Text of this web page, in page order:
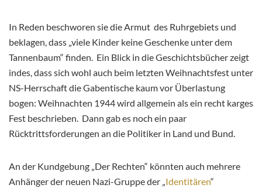
In Reden beschworen sie die Armut des Ruhrgebiets und
beklagen, dass „viele Kinder keine Geschenke unter dem
Tannenbaum“ finden. Ein Blick in die Geschichtsbücher zeigt
indes, dass sich wohl auch beim letzten Weihnachtsfest unter
NS-Herrschaft die Gabentische kaum vor Überlastung
bogen: Weihnachten 1944 wird allgemein als ein recht karges
Fest beschrieben. Dann gab es noch ein paar
Rücktrittsforderungen an die Politiker in Land und Bund.
An der Kundgebung „Der Rechten“ könnten auch mehrere
Anhänger der neuen Nazi-Gruppe der „ Identitären“